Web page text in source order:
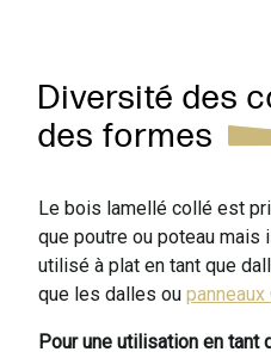
Diversité des
des formes
Le bois lamellé collé est
que poutre ou poteau mais
utilisé à plat en tant que
que les dalles ou panneaux
Pour une utilisation en tant